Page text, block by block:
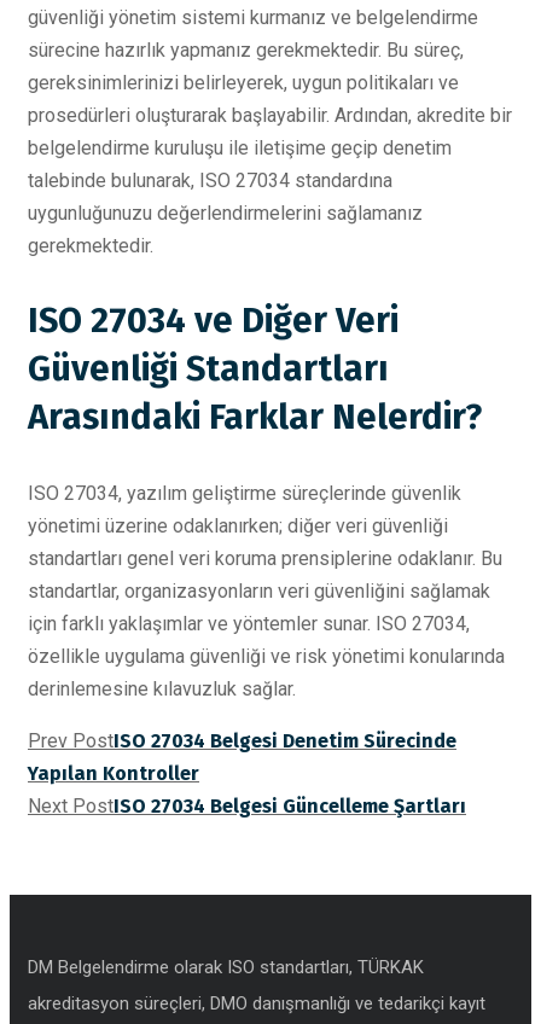
güvenliği yönetim sistemi kurmanız ve belgelendirme
sürecine hazırlık yapmanız gerekmektedir. Bu süreç,
gereksinimlerinizi belirleyerek, uygun politikaları ve
prosedürleri oluşturarak başlayabilir. Ardından, akredite bir
belgelendirme kuruluşu ile iletişime geçip denetim
talebinde bulunarak, ISO 27034 standardına
uygunluğunuzu değerlendirmelerini sağlamanız
gerekmektedir.
ISO 27034 ve Diğer Veri
Güvenliği Standartları
Arasındaki Farklar Nelerdir?
ISO 27034, yazılım geliştirme süreçlerinde güvenlik
yönetimi üzerine odaklanırken; diğer veri güvenliği
standartları genel veri koruma prensiplerine odaklanır. Bu
standartlar, organizasyonların veri güvenliğini sağlamak
için farklı yaklaşımlar ve yöntemler sunar. ISO 27034,
özellikle uygulama güvenliği ve risk yönetimi konularında
derinlemesine kılavuzluk sağlar.
Prev PostISO 27034 Belgesi Denetim Sürecinde
Yapılan Kontroller
Next PostISO 27034 Belgesi Güncelleme Şartları
DM Belgelendirme olarak ISO standartları, TÜRKAK
akreditasyon süreçleri, DMO danışmanlığı ve tedarikçi kayıt